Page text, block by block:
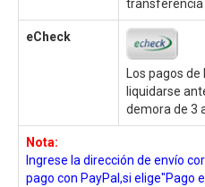
transferencia
eCheck
Los pagos
liquidarse
demora de 3
Nota:
Ingrese la dirección de envío
pago con PayPal,si elige"Pago